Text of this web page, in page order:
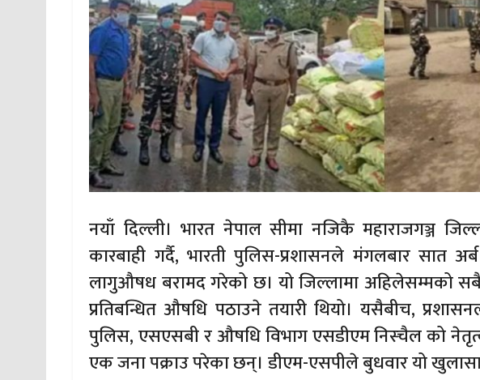
नयाँ दिल्ली। भारत नेपाल सीमा नजिकै महाराजगञ्ज
कारबाही गर्दै, भारती पुलिस-प्रशासनले मंगलबार सात
लागुऔषध बरामद गरेको छ। यो जिल्लामा अहिलेसम्मको
प्रतिबन्धित औषधि पठाउने तयारी थियो। यसैबीच,
पुलिस, एसएसबी र औषधि विभाग एसडीएम निस्चैल को
एक जना पक्राउ परेका छन्। डीएम-एसपीले बुधवार यो